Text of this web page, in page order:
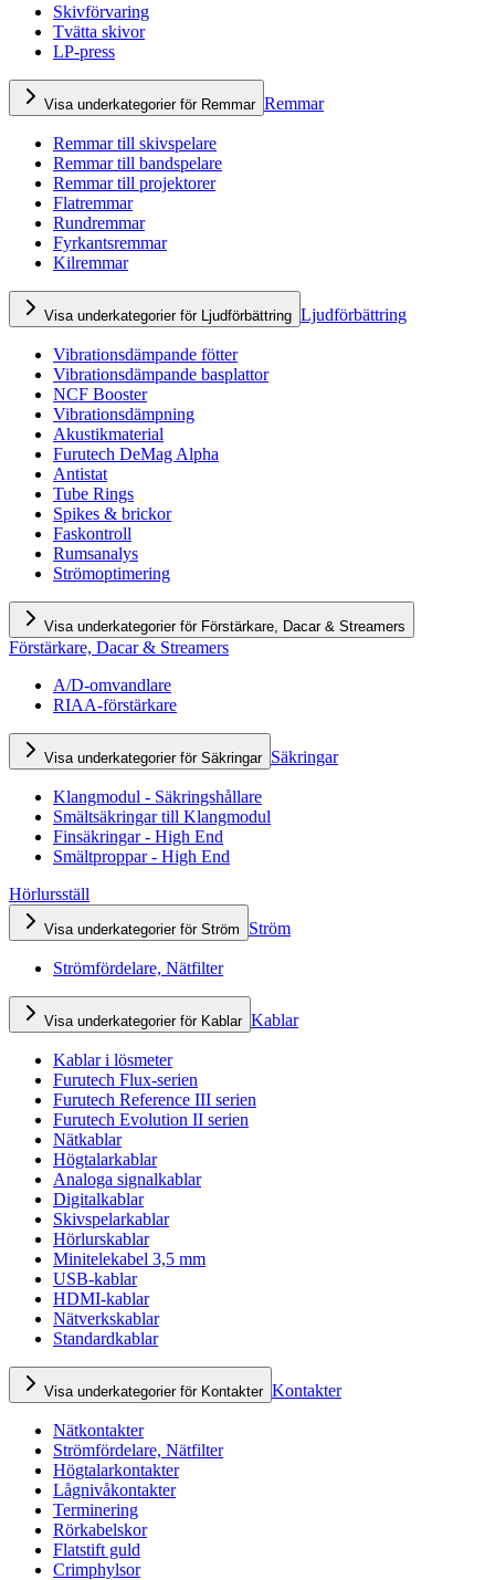
Skivförvaring
Tvätta skivor
LP-press
Visa underkategorier för Remmar Remmar
Remmar till skivspelare
Remmar till bandspelare
Remmar till projektorer
Flatremmar
Rundremmar
Fyrkantsremmar
Kilremmar
Visa underkategorier för Ljudförbättring Ljudförbättring
Vibrationsdämpande fötter
Vibrationsdämpande basplattor
NCF Booster
Vibrationsdämpning
Akustikmaterial
Furutech DeMag Alpha
Antistat
Tube Rings
Spikes & brickor
Faskontroll
Rumsanalys
Strömoptimering
Visa underkategorier för Förstärkare, Dacar & Streamers
Förstärkare, Dacar & Streamers
A/D-omvandlare
RIAA-förstärkare
Visa underkategorier för Säkringar Säkringar
Klangmodul - Säkringshållare
Smältsäkringar till Klangmodul
Finsäkringar - High End
Smältproppar - High End
Hörlursställ
Visa underkategorier för Ström Ström
Strömfördelare, Nätfilter
Visa underkategorier för Kablar Kablar
Kablar i lösmeter
Furutech Flux-serien
Furutech Reference III serien
Furutech Evolution II serien
Nätkablar
Högtalarkablar
Analoga signalkablar
Digitalkablar
Skivspelarkablar
Hörlurskablar
Minitelekabel 3,5 mm
USB-kablar
HDMI-kablar
Nätverkskablar
Standardkablar
Visa underkategorier för Kontakter Kontakter
Nätkontakter
Strömfördelare, Nätfilter
Högtalarkontakter
Lågnivåkontakter
Terminering
Rörkabelskor
Flatstift guld
Crimphylsor